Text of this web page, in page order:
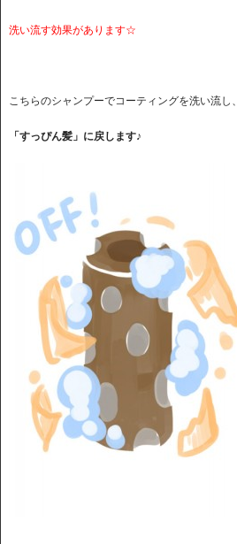
洗い流す効果があります☆
こちらのシャンプーでコーティングを洗い流し、
「すっぴん髪」に戻します♪